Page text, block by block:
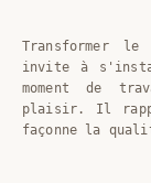
Transformer
invite à
moment de
plaisir. Il
façonne la